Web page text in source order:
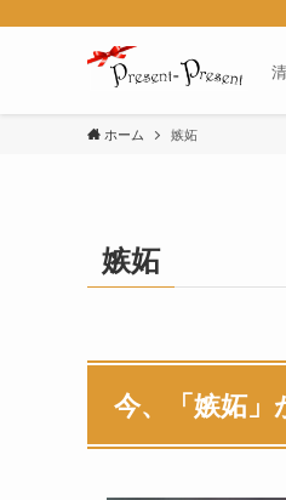
ホーム 嫉妬
嫉妬
今、「嫉妬